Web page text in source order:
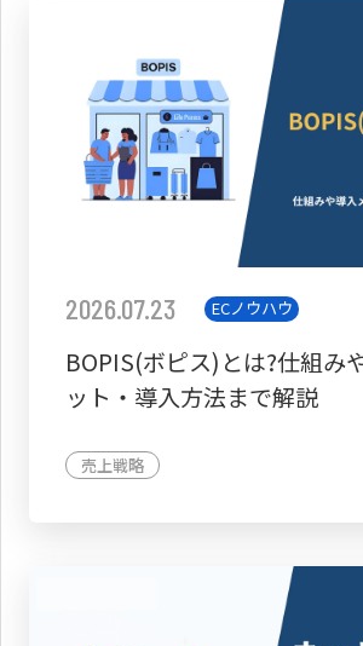
2026.07.23 ECノウハウ
BOPIS(ボピス)とは?仕組み
ット・導入方法まで解説
売上戦略